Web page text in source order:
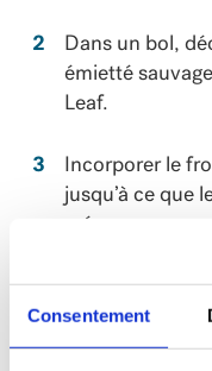
Consentement
Dans un bol,
émietté
Leaf.
Incorporer le
jusqu’à ce que
crémeuse.
Ajouter le zeste
l’oignon rouge,
le sel. Bien